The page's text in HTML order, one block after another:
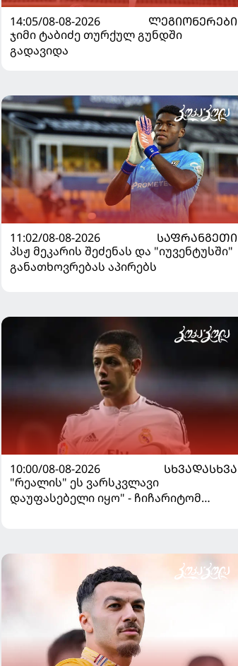
14:05/08-08-2026
ᲚᲔᲒᲘᲝᲜᲔᲠᲔᲑᲘ
ჯიმი ტაბიძე თურქულ გუნდში
გადავიდა
11:02/08-08-2026
ᲡᲐᲤᲠᲐᲜᲒᲔᲗᲘ
პსჟ მეკარის შეძენას და "იუვენტუსში"
განათხოვრებას აპირებს
10:00/08-08-2026
ᲡᲮᲕᲐᲓᲐᲡᲮᲕᲐ
"რეალის" ეს ვარსკვლავი
დაუფასებელი იყო" - ჩიჩარიტომ